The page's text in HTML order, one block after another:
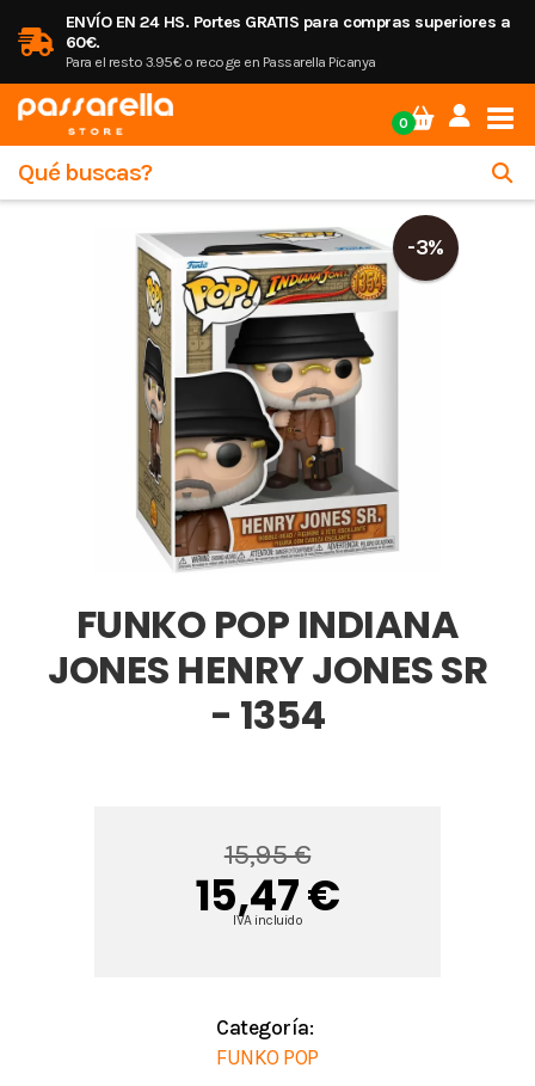
ENVÍO EN 24 HS. Portes GRATIS para compras superiores a
60€.
Para el resto 3.95€ o recoge en Passarella Picanya
0
-3%
FUNKO POP INDIANA
JONES HENRY JONES SR
- 1354
15,95 €
15,47 €
IVA incluido
Categoría:
FUNKO POP